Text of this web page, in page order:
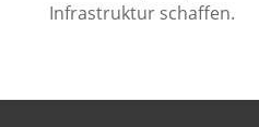
Infrastruktur schaffen.